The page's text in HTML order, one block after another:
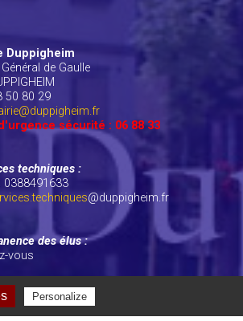
Duppigheim
de Gaulle
50 80 29
sécurité : 06 88 33
techniques :
0388491633
@duppigheim.fr
des élus :
vous
Personalize